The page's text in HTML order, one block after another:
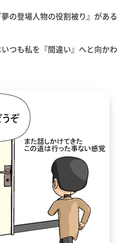
の登場人物の役割被り』がある
つも私を『間違い』へと向かわ